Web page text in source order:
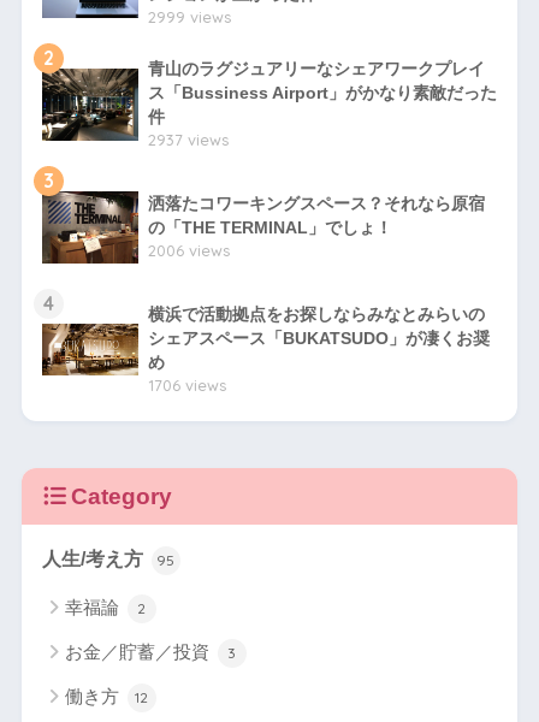
2999 views
2
青山のラグジュアリーなシェアワークプレイ
ス「Bussiness Airport」がかなり素敵だった
件
2937 views
3
洒落たコワーキングスペース？それなら原宿
の「THE TERMINAL」でしょ！
2006 views
4
横浜で活動拠点をお探しならみなとみらいの
シェアスペース「BUKATSUDO」が凄くお奨
め
1706 views
Category
人生/考え方 95
幸福論 2
お金／貯蓄／投資 3
働き方 12